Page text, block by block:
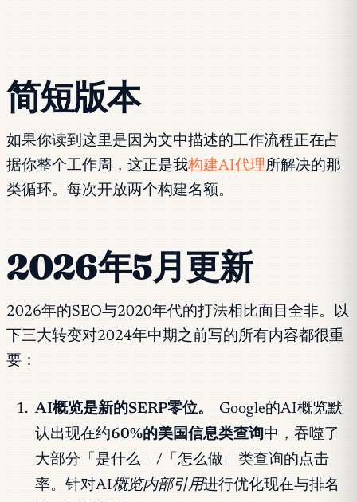
简短版本
如果你读到这里是因为文中描述的工作流程正在占
据你整个工作周，这正是我构建AI代理所解决的那
类循环。每次开放两个构建名额。
2026年5月更新
2026年的SEO与2020年代的打法相比面目全非。以
下三大转变对2024年中期之前写的所有内容都很重
要：
AI概览是新的SERP零位。
Google的AI概览默
认出现在约60%的美国信息类查询 中，吞噬了
大部分「是什么」/「怎么做」类查询的点击
率。针对AI概览内部引用进行优化现在与排名